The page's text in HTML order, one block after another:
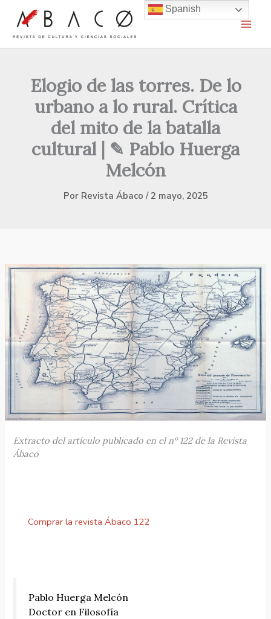
contenido
Elogio de las torres. De lo
urbano a lo rural. Crítica
del mito de la batalla
cultural | ✎ Pablo Huerga
Melcón
Por Revista Ábaco /2 mayo, 2025
Extracto del artículo publicado en el nº 122 de la Revista
Ábaco
Comprar la revista Ábaco 122
Pablo Huerga Melcón
Doctor en Filosofía
Spanish